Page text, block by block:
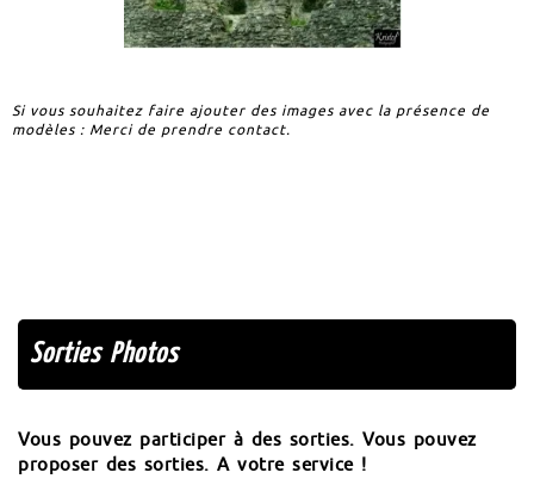
Si vous souhaitez faire ajouter des images avec la présence de
modèles : Merci de prendre contact.
Sorties Photos
Vous pouvez participer à des sorties. Vous pouvez
proposer des sorties. A votre service !